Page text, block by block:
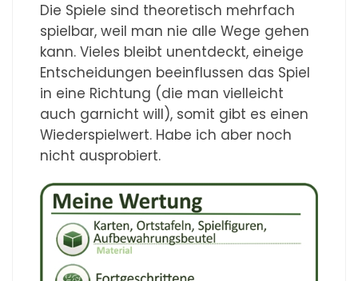
Die Spiele sind theoretisch mehrfach
spielbar, weil man nie alle Wege gehen
kann. Vieles bleibt unentdeckt, eineige
Entscheidungen beeinflussen das Spiel
in eine Richtung (die man vielleicht
auch garnicht will), somit gibt es einen
Wiederspielwert. Habe ich aber noch
nicht ausprobiert.